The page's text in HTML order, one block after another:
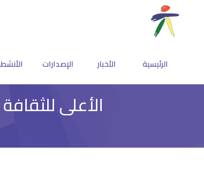
الرئيسية الأخبار الإصدارات
الأعلى